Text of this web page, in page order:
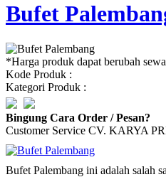
Bufet
*Harga produk dapat berubah
Kode Produk :
Kategori Produk :
Bingung Cara Order / Pesan?
Customer Service CV. KARYA
Bufet Palembang ini adalah salah